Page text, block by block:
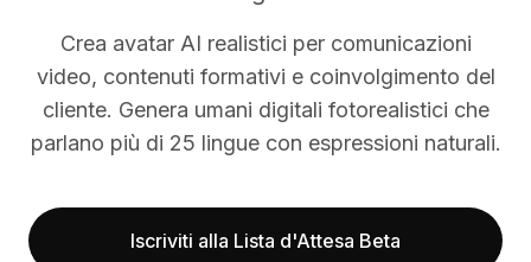
Prodotti
Studio
BuildX
Connect
Esperienza integrata
UpSkill
Marketplace
Crea avatar AI realistici per comunicazioni
video, contenuti formativi e coinvolgimento del
cliente. Genera umani digitali fotorealistici che
parlano più di 25 lingue con espressioni naturali.
Iscriviti alla Lista d'Attesa Beta